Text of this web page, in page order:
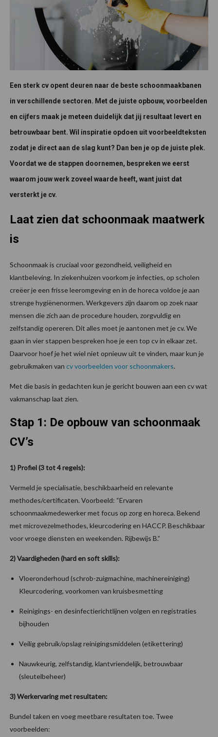
Een sterk cv opent deuren naar de beste schoonmaakbanen
in verschillende sectoren. Met de juiste opbouw, voorbeelden
en cijfers maak je meteen duidelijk dat jij resultaat levert en
betrouwbaar bent. Wil inspiratie opdoen uit voorbeeldteksten
zodat je direct aan de slag kunt? Dan ben je op de juiste plek.
Voordat we de stappen doornemen, bespreken we eerst
waarom jouw werk zoveel waarde heeft, want juist dat
versterkt je cv.
Laat zien dat schoonmaak maatwerk
is
Schoonmaak is cruciaal voor gezondheid, veiligheid en
klantbeleving. In ziekenhuizen voorkom je infecties, op scholen
creëer je een frisse leeromgeving en in de horeca voldoe je aan
strenge hygiënenormen. Werkgevers zijn daarom op zoek naar
mensen die zich aan de procedure houden, zorgvuldig en
zelfstandig opereren. Dit alles moet je aantonen met je cv. We
gaan in vier stappen bespreken hoe je een top cv in elkaar zet.
Daarvoor hoef je het wiel niet opnieuw uit te vinden, maar kun je
gebruikmaken van cv voorbeelden voor schoonmakers.
Met die basis in gedachten kun je gericht bouwen aan een cv wat
vakmanschap laat zien.
Stap 1: De opbouw van schoonmaak
CV’s
1) Profiel (3 tot 4 regels):
Vermeld je specialisatie, beschikbaarheid en relevante
methodes/certificaten. Voorbeeld: “Ervaren
schoonmaakmedewerker met focus op zorg en horeca. Bekend
met microvezelmethodes, kleurcodering en HACCP. Beschikbaar
voor vroege diensten en weekenden. Rijbewijs B.”
2) Vaardigheden (hard en soft skills):
Vloeronderhoud (schrob-zuigmachine, machinereiniging)
Kleurcodering, voorkomen van kruisbesmetting
Reinigings- en desinfectierichtlijnen volgen en registraties
bijhouden
Veilig gebruik/opslag reinigingsmiddelen (etikettering)
Nauwkeurig, zelfstandig, klantvriendelijk, betrouwbaar
(sleutelbeheer)
3) Werkervaring met resultaten:
Bundel taken en voeg meetbare resultaten toe. Twee
voorbeelden: